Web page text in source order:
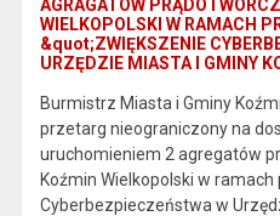
AGRAGATÓW
WIELKOPOLSKI W RAMACH
&quot;ZWIĘKSZENIE
URZĘDZIE MIASTA I GMINY
Burmistrz Miasta i Gminy
przetarg nieograniczony na
uruchomieniem 2 agregatów
Koźmin Wielkopolski w
Cyberbezpieczeństwa w